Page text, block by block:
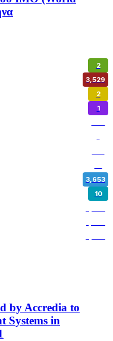
2
3,529
2
1
3,653
10
by Accredia to
Systems in